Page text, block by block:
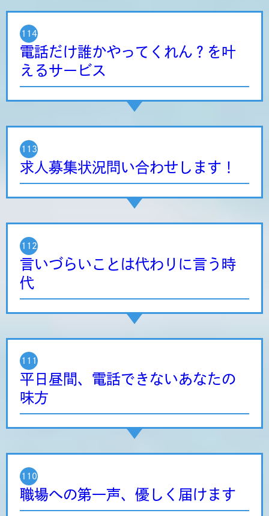
114
電話だけ誰かやってくれん？を叶
えるサービス
113
求人募集状況問い合わせします！
112
言いづらいことは代わりに言う時
代
111
平日昼間、電話できないあなたの
味方
110
職場への第一声、優しく届けます